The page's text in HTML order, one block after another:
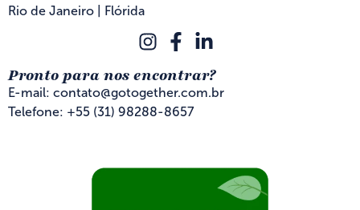
Rio de Janeiro | Flórida
Pronto para nos encontrar?
E-mail: contato@gotogether.com.br
Telefone: +55 (31) 98288-8657